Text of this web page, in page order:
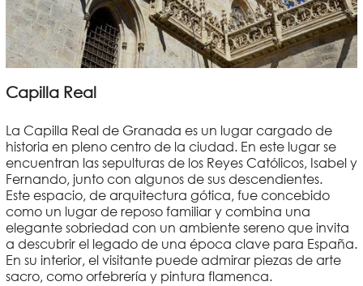
Capilla Real
La Capilla Real de Granada es un lugar cargado de
historia en pleno centro de la ciudad. En este lugar se
encuentran las sepulturas de los Reyes Católicos, Isabel y
Fernando, junto con algunos de sus descendientes.
Este espacio, de arquitectura gótica, fue concebido
como un lugar de reposo familiar y combina una
elegante sobriedad con un ambiente sereno que invita
a descubrir el legado de una época clave para España.
En su interior, el visitante puede admirar piezas de arte
sacro, como orfebrería y pintura flamenca.